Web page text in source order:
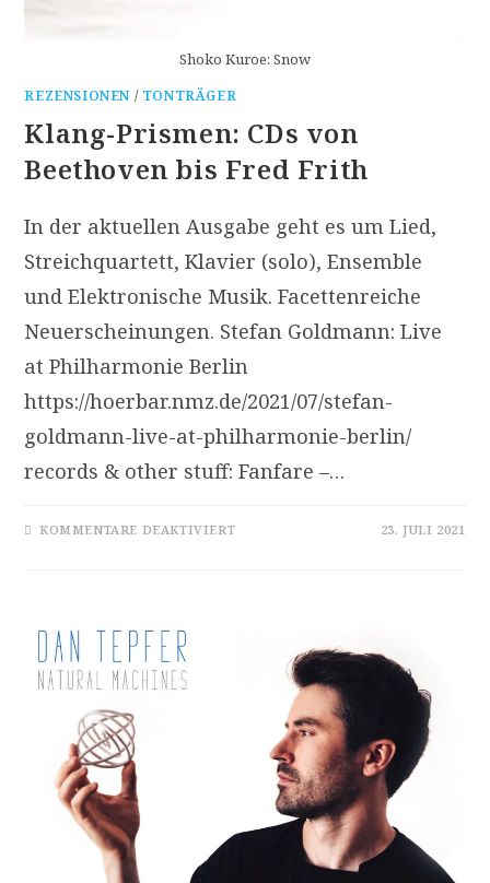
Shoko Kuroe: Snow
REZENSIONEN / TONTRÄGER
Klang-Prismen: CDs von
Beethoven bis Fred Frith
In der aktuellen Ausgabe geht es um Lied,
Streichquartett, Klavier (solo), Ensemble
und Elektronische Musik. Facettenreiche
Neuerscheinungen. Stefan Goldmann: Live
at Philharmonie Berlin
https://hoerbar.nmz.de/2021/07/stefan-
goldmann-live-at-philharmonie-berlin/
records & other stuff: Fanfare –…
KOMMENTARE DEAKTIVIERTFÜR 23. JULI 2021